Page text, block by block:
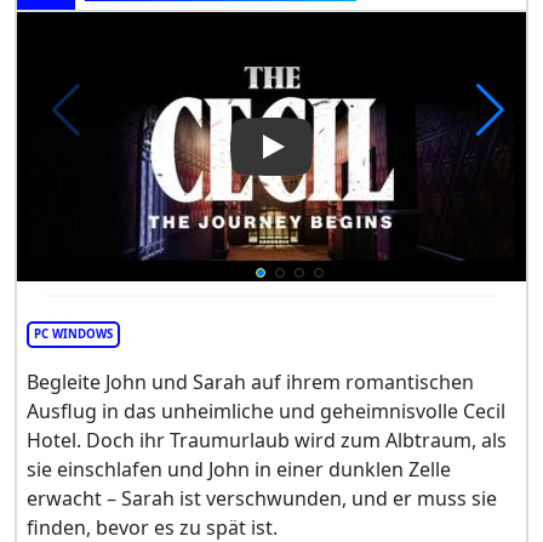
Play Video: The Cecil: The
PC WINDOWS
Begleite John und Sarah auf ihrem romantischen
Ausflug in das unheimliche und geheimnisvolle Cecil
Hotel. Doch ihr Traumurlaub wird zum Albtraum, als
sie einschlafen und John in einer dunklen Zelle
erwacht – Sarah ist verschwunden, und er muss sie
finden, bevor es zu spät ist.